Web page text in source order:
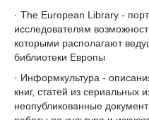
· The European Library -
исследователям
которыми располагают
библиотеки Европы
· Информкультура -
книг, статей из сериальных
неопубликованные